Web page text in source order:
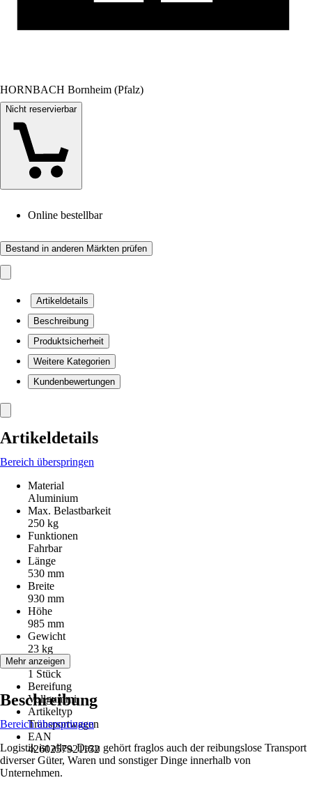
HORNBACH Bornheim (Pfalz)
Nicht reservierbar
Online bestellbar
Bestand in anderen Märkten prüfen
Artikeldetails
Beschreibung
Produktsicherheit
Weitere Kategorien
Kundenbewertungen
Artikeldetails
Bereich überspringen
Material
Aluminium
Max. Belastbarkeit
250 kg
Funktionen
Fahrbar
Länge
530 mm
Breite
930 mm
Höhe
985 mm
Gewicht
23 kg
Inhalt
1 Stück
Bereifung
Vollgummi
Artikeltyp
Transportwagen
EAN
4260257921152
Mehr anzeigen
Beschreibung
Bereich überspringen
Logistik ist alles. Dazu gehört fraglos auch der reibungslose Transport
diverser Güter, Waren und sonstiger Dinge innerhalb von
Unternehmen.